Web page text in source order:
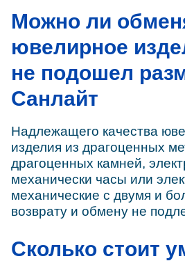
Можно ли
ювелирное
не подошел
Санлайт
Надлежащего качества
изделия из драгоценных
драгоценных камней,
механически часы или
механические с двумя и
возврату и обмену не
Сколько стоит